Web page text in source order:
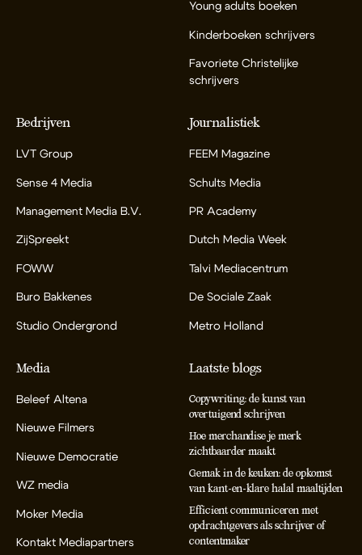
Young adults boeken
Kinderboeken schrijvers
Favoriete Christelijke
schrijvers
Bedrijven
LVT Group
Sense 4 Media
Management Media B.V.
ZijSpreekt
FOWW
Buro Bakkenes
Studio Ondergrond
Journalistiek
FEEM Magazine
Schults Media
PR Academy
Dutch Media Week
Talvi Mediacentrum
De Sociale Zaak
Metro Holland
Media
Beleef Altena
Nieuwe Filmers
Nieuwe Democratie
WZ media
Moker Media
Kontakt Mediapartners
Laatste blogs
Copywriting: de kunst van
overtuigend schrijven
Hoe merchandise je merk
zichtbaarder maakt
Gemak in de keuken: de opkomst
van kant-en-klare halal maaltijden
Efficient communiceren met
opdrachtgevers als schrijver of
contentmaker